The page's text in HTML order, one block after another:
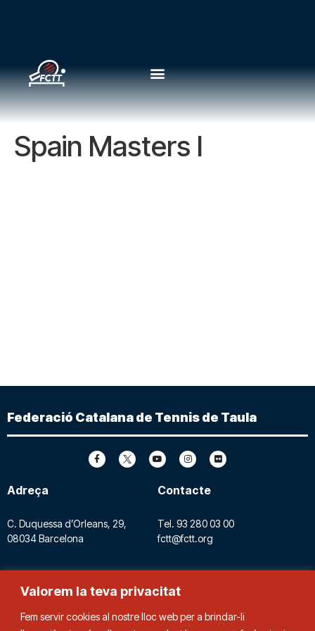
Valorem la teva privacitat
Fem servir cookies al nostre lloc web per a brindar-li
Spain Masters I
Federació Catalana de Tennis de Taula
Adreça
C. Duquessa d’Orleans, 29,
08034 Barcelona
Contacte
Tel. 93 280 03 00
fctt@fctt.org